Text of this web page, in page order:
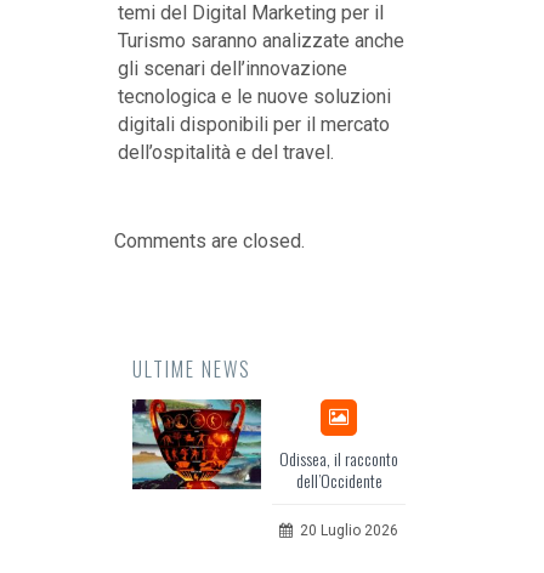
temi del Digital Marketing per il
Turismo saranno analizzate anche
gli scenari dell’innovazione
tecnologica e le nuove soluzioni
digitali disponibili per il mercato
dell’ospitalità e del travel.
Comments are closed.
ULTIME NEWS
Odissea, il racconto
dell’Occidente